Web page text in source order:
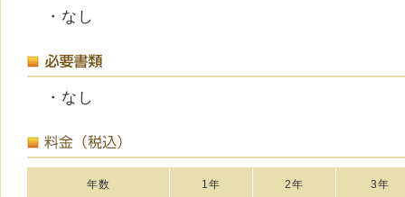
・なし
・なし
年数 1年 2年 3年